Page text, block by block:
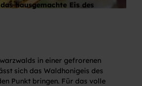
hausgemachte Eis des
in einer gefrorenen
sich das Waldhonigeis des
Punkt bringen. Für das volle